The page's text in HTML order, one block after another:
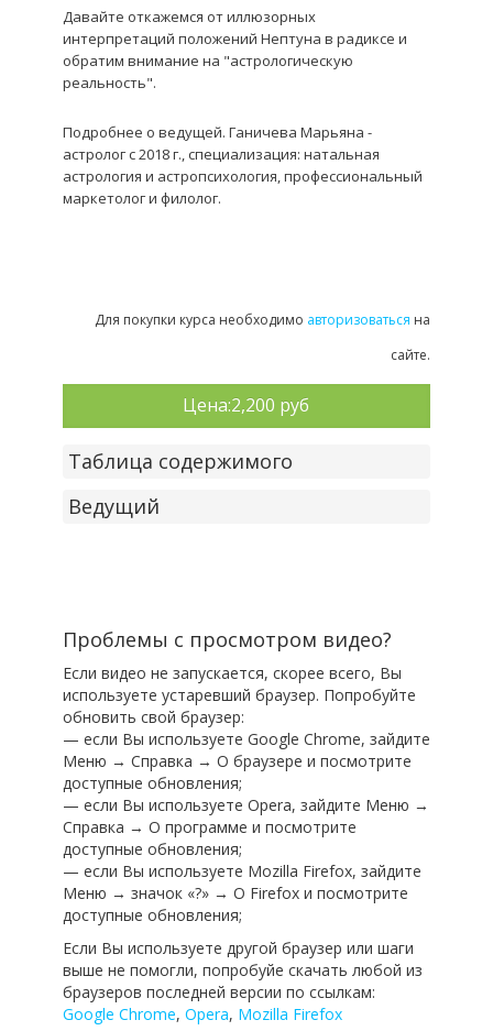
Давайте откажемся от иллюзорных
интерпретаций положений Нептуна в радиксе и
обратим внимание на "астрологическую
реальность".
Подробнее о ведущей. Ганичева Марьяна -
астролог с 2018 г., специализация: натальная
астрология и астропсихология, профессиональный
маркетолог и филолог.
Для покупки курса необходимо авторизоваться на
сайте.
Цена:2,200 руб
Таблица содержимого
Ведущий
Проблемы с просмотром видео?
Если видео не запускается, скорее всего, Вы
используете устаревший браузер. Попробуйте
обновить свой браузер:
— если Вы используете Google Chrome, зайдите
Меню → Справка → О браузере и посмотрите
доступные обновления;
— если Вы используете Opera, зайдите Меню →
Справка → О программе и посмотрите
доступные обновления;
— если Вы используете Mozilla Firefox, зайдите
Меню → значок «?» → О Firefox и посмотрите
доступные обновления;
Если Вы используете другой браузер или шаги
выше не помогли, попробуйе скачать любой из
браузеров последней версии по ссылкам:
Google Chrome, Opera, Mozilla Firefox